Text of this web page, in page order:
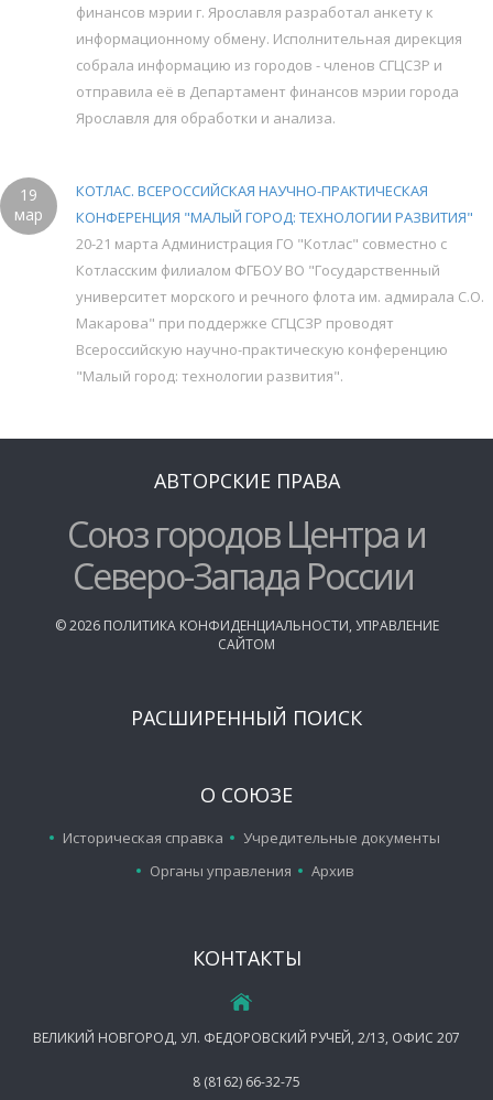
финансов мэрии г. Ярославля разработал анкету к
информационному обмену. Исполнительная дирекция
собрала информацию из городов - членов СГЦСЗР и
отправила её в Департамент финансов мэрии города
Ярославля для обработки и анализа.
19
мар
КОТЛАС. ВСЕРОССИЙСКАЯ НАУЧНО-ПРАКТИЧЕСКАЯ
КОНФЕРЕНЦИЯ "МАЛЫЙ ГОРОД: ТЕХНОЛОГИИ РАЗВИТИЯ"
20-21 марта Администрация ГО "Котлас" совместно с
Котласским филиалом ФГБОУ ВО "Государственный
университет морского и речного флота им. адмирала С.О.
Макарова" при поддержке СГЦСЗР проводят
Всероссийскую научно-практическую конференцию
"Малый город: технологии развития".
АВТОРСКИЕ ПРАВА
Союз городов Центра и
Северо-Запада России
©2026 ПОЛИТИКА КОНФИДЕНЦИАЛЬНОСТИ, УПРАВЛЕНИЕ
САЙТОМ
РАСШИРЕННЫЙ ПОИСК
О СОЮЗЕ
Историческая справка
Учредительные документы
Органы управления
Архив
КОНТАКТЫ
ВЕЛИКИЙ НОВГОРОД, УЛ. ФЕДОРОВСКИЙ РУЧЕЙ, 2/13, ОФИС 207
8 (8162) 66-32-75